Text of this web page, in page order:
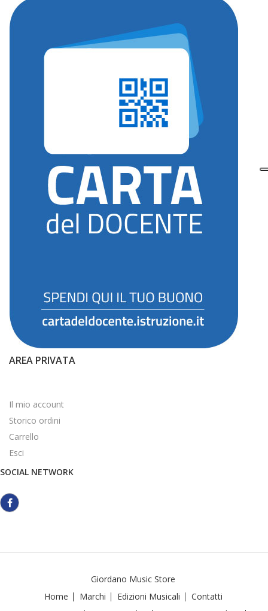
AREA PRIVATA
Il mio account
Storico ordini
Carrello
Esci
SOCIAL NETWORK
Giordano Music Store
Home
Marchi Edizioni Musicali
Contatti